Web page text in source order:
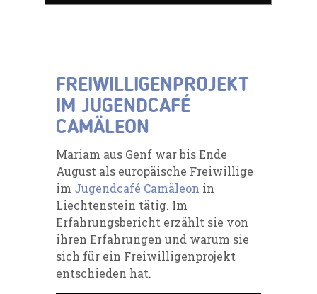
FREIWILLIGENPROJEKT
IM JUGENDCAFÉ
CAMÄLEON
Mariam aus Genf war bis Ende
August als europäische Freiwillige
im Jugendcafé Camäleon in
Liechtenstein tätig. Im
Erfahrungsbericht erzählt sie von
ihren Erfahrungen und warum sie
sich für ein Freiwilligenprojekt
entschieden hat.